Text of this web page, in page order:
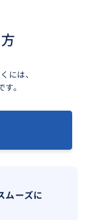
には、
。
ムーズに